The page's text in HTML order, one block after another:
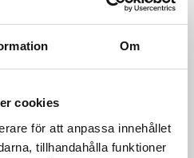
Om
cookies
för att anpassa innehållet
tillhandahålla funktioner